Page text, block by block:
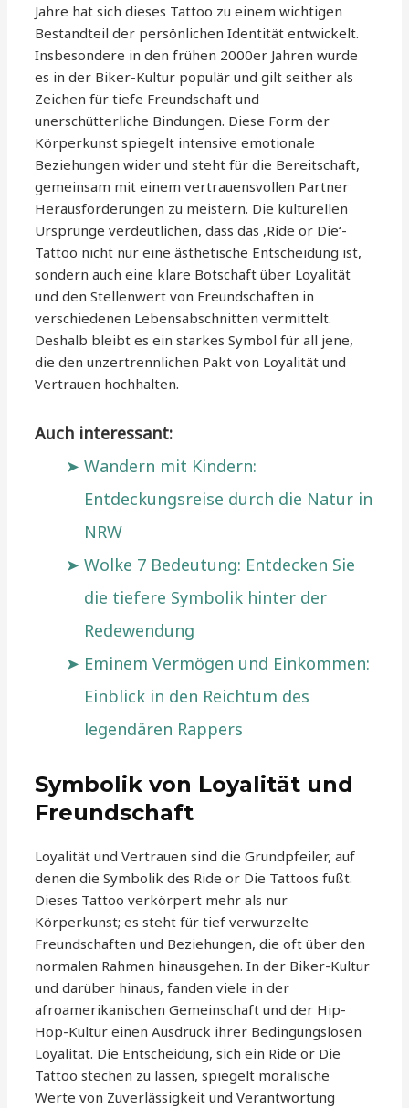
Jahre hat sich dieses Tattoo zu einem wichtigen
Bestandteil der persönlichen Identität entwickelt.
Insbesondere in den frühen 2000er Jahren wurde
es in der Biker-Kultur populär und gilt seither als
Zeichen für tiefe Freundschaft und
unerschütterliche Bindungen. Diese Form der
Körperkunst spiegelt intensive emotionale
Beziehungen wider und steht für die Bereitschaft,
gemeinsam mit einem vertrauensvollen Partner
Herausforderungen zu meistern. Die kulturellen
Ursprünge verdeutlichen, dass das ‚Ride or Die‘-
Tattoo nicht nur eine ästhetische Entscheidung ist,
sondern auch eine klare Botschaft über Loyalität
und den Stellenwert von Freundschaften in
verschiedenen Lebensabschnitten vermittelt.
Deshalb bleibt es ein starkes Symbol für all jene,
die den unzertrennlichen Pakt von Loyalität und
Vertrauen hochhalten.
Auch interessant:
Wandern mit Kindern:
Entdeckungsreise durch die Natur in
NRW
Wolke 7 Bedeutung: Entdecken Sie
die tiefere Symbolik hinter der
Redewendung
Eminem Vermögen und Einkommen:
Einblick in den Reichtum des
legendären Rappers
Symbolik von Loyalität und
Freundschaft
Loyalität und Vertrauen sind die Grundpfeiler, auf
denen die Symbolik des Ride or Die Tattoos fußt.
Dieses Tattoo verkörpert mehr als nur
Körperkunst; es steht für tief verwurzelte
Freundschaften und Beziehungen, die oft über den
normalen Rahmen hinausgehen. In der Biker-Kultur
und darüber hinaus, fanden viele in der
afroamerikanischen Gemeinschaft und der Hip-
Hop-Kultur einen Ausdruck ihrer Bedingungslosen
Loyalität. Die Entscheidung, sich ein Ride or Die
Tattoo stechen zu lassen, spiegelt moralische
Werte von Zuverlässigkeit und Verantwortung